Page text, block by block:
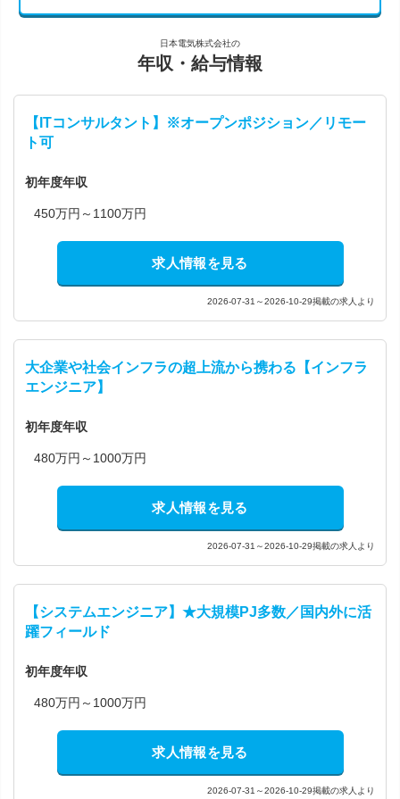
日本電気株式会社の
年収・給与情報
【ITコンサルタント】※オープンポジション／リモー
ト可
初年度年収
450万円～1100万円
求人情報を見る
2026-07-31～2026-10-29掲載の求人より
大企業や社会インフラの超上流から携わる【インフラ
エンジニア】
初年度年収
480万円～1000万円
求人情報を見る
2026-07-31～2026-10-29掲載の求人より
【システムエンジニア】★大規模PJ多数／国内外に活
躍フィールド
初年度年収
480万円～1000万円
求人情報を見る
2026-07-31～2026-10-29掲載の求人より